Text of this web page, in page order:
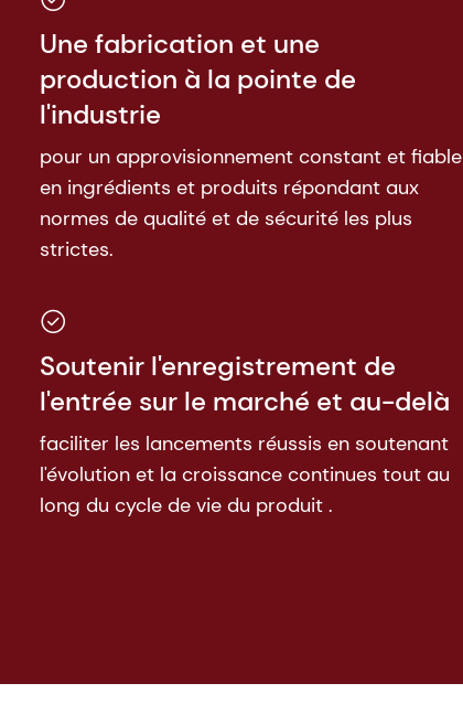
Une fabrication et une
production à la pointe de
l'industrie
pour un approvisionnement constant et fiable
en ingrédients et produits répondant aux
normes de qualité et de sécurité les plus
strictes.
Soutenir l'enregistrement de
l'entrée sur le marché et au-delà
faciliter les lancements réussis en soutenant
l'évolution et la croissance continues tout au
long du cycle de vie du produit .